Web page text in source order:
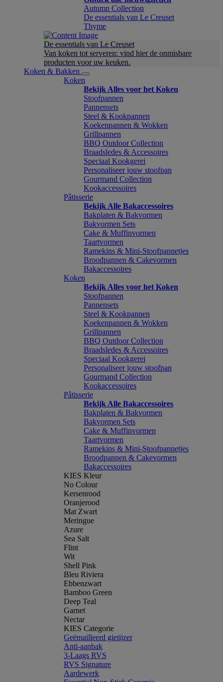
Autumn Collection
De essentials van Le Creuset
Thyme
De essentials van Le Creuset
Van koken tot serveren: vind hier de onmisbare
producten voor uw keuken.
Koken & Bakken
Koken
Bekijk Alles voor het Koken
Stoofpannen
Pannensets
Steel & Kookpannen
Koekenpannen & Wokken
Grillpannen
BBQ Outdoor Collection
Braadsledes & Accessoires
Speciaal Kookgerei
Personaliseer jouw stoofpan
Gourmand Collection
Kookaccessoires
Pâtisserie
Bekijk Alle Bakaccessoires
Bakplaten & Bakvormen
Bakvormen Sets
Cake & Muffinvormen
Taartvormen
Ramekins & Mini-Stoofpannetjes
Broodpannen & Cakevormen
Bakaccessoires
Koken
Bekijk Alles voor het Koken
Stoofpannen
Pannensets
Steel & Kookpannen
Koekenpannen & Wokken
Grillpannen
BBQ Outdoor Collection
Braadsledes & Accessoires
Speciaal Kookgerei
Personaliseer jouw stoofpan
Gourmand Collection
Kookaccessoires
Pâtisserie
Bekijk Alle Bakaccessoires
Bakplaten & Bakvormen
Bakvormen Sets
Cake & Muffinvormen
Taartvormen
Ramekins & Mini-Stoofpannetjes
Broodpannen & Cakevormen
Bakaccessoires
KIES Kleur
No Colour
Kersenrood
Oranjerood
Mat Zwart
Meringue
Azure
Sea Salt
Flint
Wit
Shell Pink
Bleu Riviera
Ebbenzwart
Bamboo Green
Deep Teal
Garnet
Nectar
KIES Categorie
Geëmailleerd gietijzer
Anti-aanbak
3-Laags RVS
RVS Signature
Aardewerk